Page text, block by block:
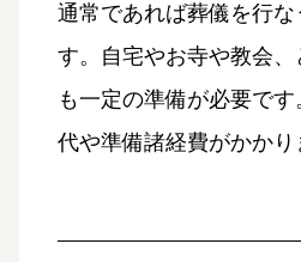
通常であれば葬儀を行な
す。自宅やお寺や教会
も一定の準備が必要で
代や準備諸経費がかかり